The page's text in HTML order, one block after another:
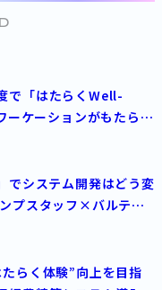
で「はたらくWell-
ケーションがもたらす
でシステム開発はどう変
プスタッフ×バルテ
らく体験”向上を目指